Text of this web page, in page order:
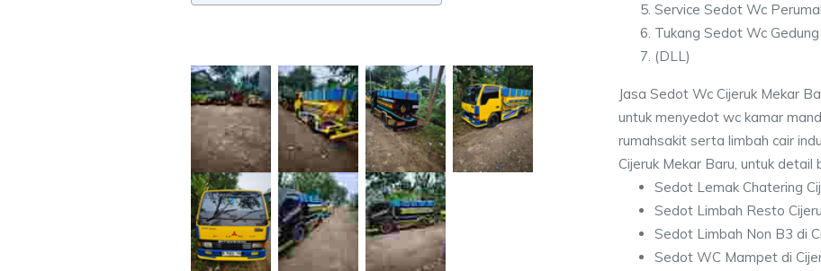
Service Sedot Wc
Tukang Sedot Wc
(DLL)
Jasa Sedot Wc Cijeruk Mekar
untuk menyedot wc kamar
rumahsakit serta limbah cair
Cijeruk Mekar Baru, untuk detail
Sedot Lemak Chatering
Sedot Limbah Resto
Sedot Limbah Non B3 di
Sedot WC Mampet di